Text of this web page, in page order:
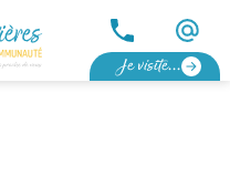
Je visite...